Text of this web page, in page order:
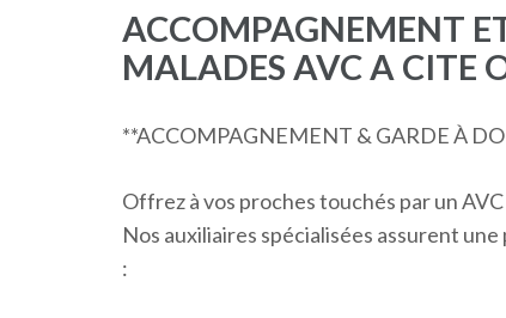
ACCOMPAGNEMENT
MALADES AVC A CITE
**ACCOMPAGNEMENT & GARDE À
Offrez à vos proches touchés par un
Nos auxiliaires spécialisées assurent
: